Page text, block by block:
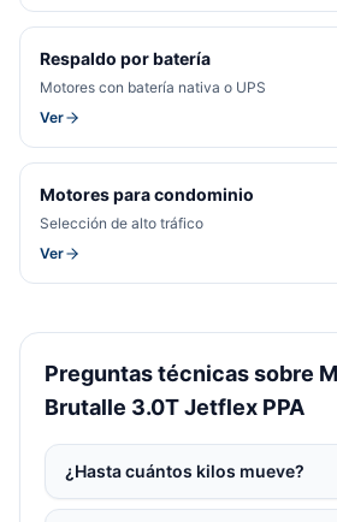
Respaldo por batería
Motores con batería nativa o UPS
Ver
Motores para condominio
Selección de alto tráfico
Ver
Preguntas técnicas sobre
Brutalle 3.0T Jetflex PPA
¿Hasta cuántos kilos mueve?